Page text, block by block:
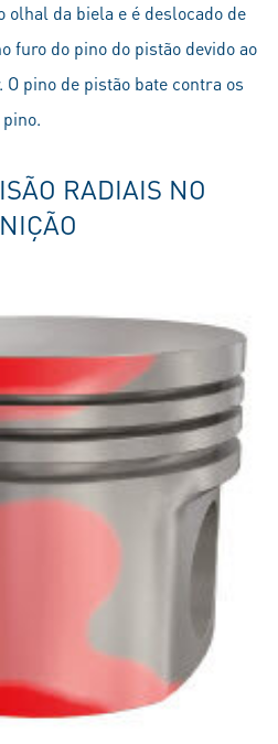
olhal da biela e é deslocado de
furo do pino do pistão devido ao
pino de pistão bate contra os
RADIAIS NO